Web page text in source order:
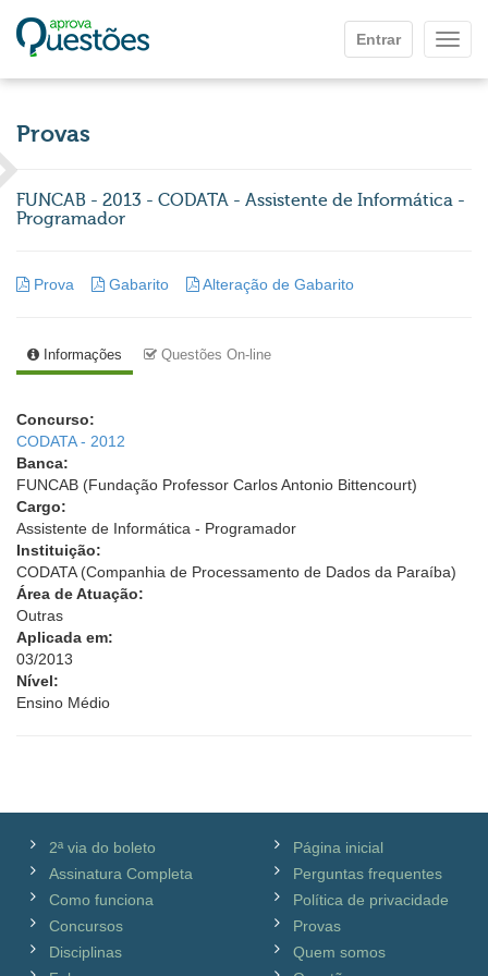
Entrar
Provas
FUNCAB - 2013 - CODATA - Assistente de Informática -
Programador
Prova Gabarito Alteração de Gabarito
Informações Questões On-line
Concurso:
CODATA - 2012
Banca:
FUNCAB (Fundação Professor Carlos Antonio Bittencourt)
Cargo:
Assistente de Informática - Programador
Instituição:
CODATA (Companhia de Processamento de Dados da Paraíba)
Área de Atuação:
Outras
Aplicada em:
03/2013
Nível:
Ensino Médio
2ª via do boleto
Assinatura Completa
Como funciona
Concursos
Disciplinas
Página inicial
Perguntas frequentes
Política de privacidade
Provas
Quem somos